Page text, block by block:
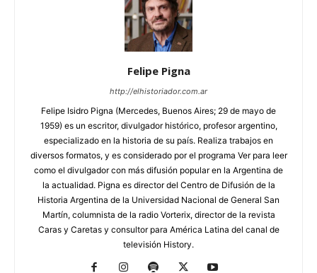
Felipe Pigna
http://elhistoriador.com.ar
Felipe Isidro Pigna (Mercedes, Buenos Aires; 29 de mayo de
1959) es un escritor, divulgador histórico, profesor argentino,
especializado en la historia de su país. Realiza trabajos en
diversos formatos, y es considerado por el programa Ver para leer
como el divulgador con más difusión popular en la Argentina de
la actualidad. Pigna es director del Centro de Difusión de la
Historia Argentina de la Universidad Nacional de General San
Martín, columnista de la radio Vorterix, director de la revista
Caras y Caretas y consultor para América Latina del canal de
televisión History.